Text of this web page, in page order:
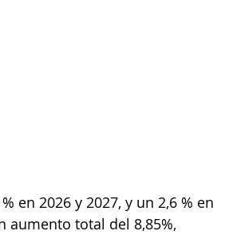
en 2026 y 2027, y un 2,6 % en
aumento total del 8,85%,